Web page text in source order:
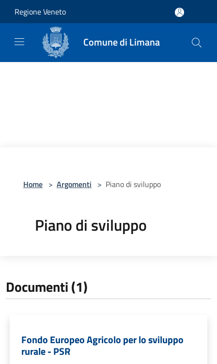
Regione Veneto
Comune di Limana
Home > Argomenti > Piano di sviluppo
Piano di sviluppo
Documenti (1)
Fondo Europeo Agricolo per lo sviluppo
rurale - PSR